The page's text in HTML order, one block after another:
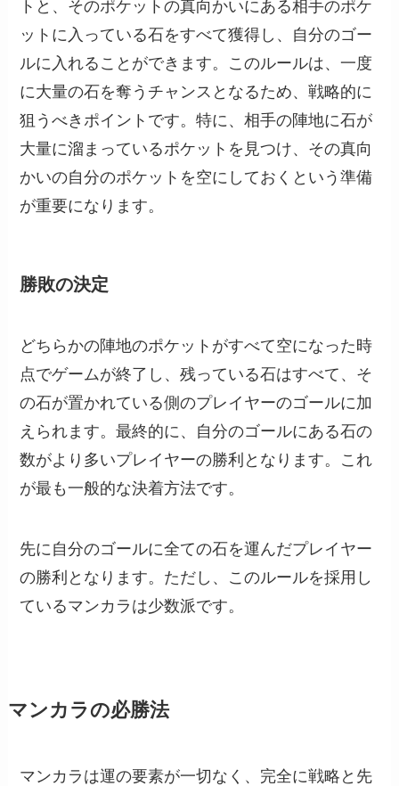
トと、そのポケットの真向かいにある相手のポケ
ットに入っている石をすべて獲得し、自分のゴー
ルに入れることができます。このルールは、一度
に大量の石を奪うチャンスとなるため、戦略的に
狙うべきポイントです。特に、相手の陣地に石が
大量に溜まっているポケットを見つけ、その真向
かいの自分のポケットを空にしておくという準備
が重要になります。
勝敗の決定
どちらかの陣地のポケットがすべて空になった時
点でゲームが終了し、残っている石はすべて、そ
の石が置かれている側のプレイヤーのゴールに加
えられます。最終的に、自分のゴールにある石の
数がより多いプレイヤーの勝利となります。これ
が最も一般的な決着方法です。
先に自分のゴールに全ての石を運んだプレイヤー
の勝利となります。ただし、このルールを採用し
ているマンカラは少数派です。
マンカラの必勝法
マンカラは運の要素が一切なく、完全に戦略と先